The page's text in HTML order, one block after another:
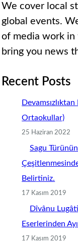
We cover local
global events.
of media work
bring you news
Recent Posts
Ortaokullar)
25 Haziran 2022
Sagu
Belirtiniz.
17 Kasım 2019
Dîvânu
Eserlerinden
17 Kasım 2019